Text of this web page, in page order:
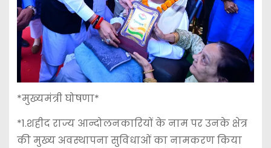
*मुख्यमंत्री घोषणा*
*1.शहीद राज्य आन्दोलनकारियों के नाम पर उनके क्षेत्र
की मुख्य अवस्थापना सुविधाओं का नामकरण किया